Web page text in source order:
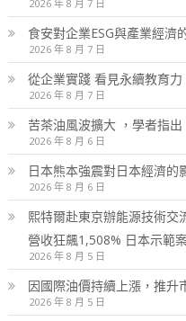
2026 年 8 月 7 日
食安對企業ESG與產業經濟
2026 年 8 月 7 日
從企業實踐 看見永續教育力
2026 年 8 月 7 日
苦茶油風波擴大 ，學者指出
2026 年 8 月 6 日
日本熊本強震對日本經濟的
2026 年 8 月 6 日
熙特爾赴東京辦能源技術
營收狂飆1,508% 日本示範
2026 年 8 月 5 日
因國際油價持續上漲，推升
2026 年 8 月 5 日